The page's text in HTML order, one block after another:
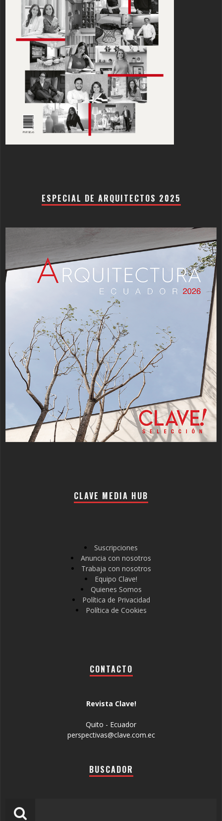
ESPECIAL DE ARQUITECTOS 2025
CLAVE MEDIA HUB
Suscripciones
Anuncia con nosotros
Trabaja con nosotros
Equipo Clave!
Quienes Somos
Política de Privacidad
Política de Cookies
CONTACTO
Revista Clave!
Quito - Ecuador
perspectivas@clave.com.ec
BUSCADOR